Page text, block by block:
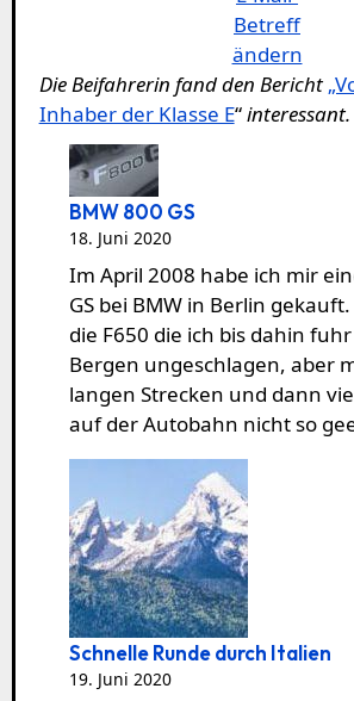
Betreff
ändern
Die Beifahrerin fand den Bericht
Inhaber der Klasse E“interessant.
BMW 800 GS
18. Juni 2020
Im April 2008 habe ich mir
GS bei BMW in Berlin
die F650 die ich bis dahin
Bergen ungeschlagen, aber
langen Strecken und dann
auf der Autobahn nicht so
Schnelle Runde durch Italien
19. Juni 2020